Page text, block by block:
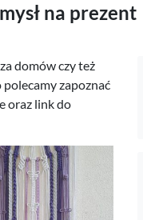
na prezent
domów czy też
zapoznać
oraz link do